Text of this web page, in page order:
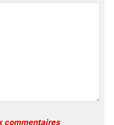
commentaires